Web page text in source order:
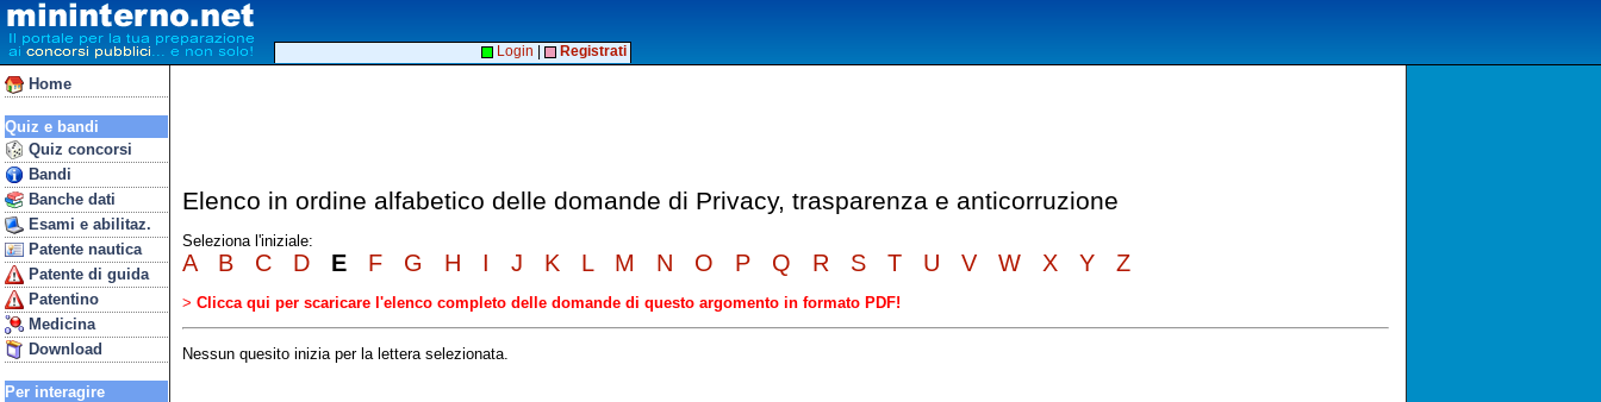
Home
Quiz e bandi
Quiz concorsi
Bandi
Banche dati
Esami e abilitaz.
Patente nautica
Patente di guida
Patentino
Medicina
Download
Per interagire
Login Registrati
Elenco in ordine alfabetico delle domande di Privacy, trasparenza e anticorruzione
Seleziona l'iniziale:
A B C D E F G H I J K L M N O P Q R S T U V W X Y Z
> Clicca qui per scaricare l'elenco completo delle domande di questo argomento in formato PDF!
Nessun quesito inizia per la lettera selezionata.